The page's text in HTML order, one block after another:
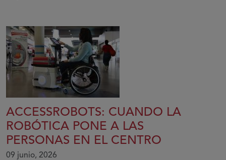
ACCESSROBOTS: CUANDO LA
ROBÓTICA PONE A LAS
PERSONAS EN EL CENTRO
09 junio, 2026